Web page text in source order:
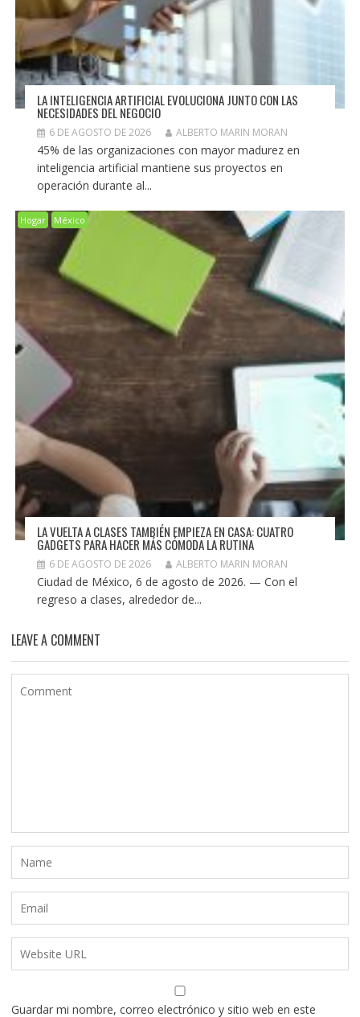
LA INTELIGENCIA ARTIFICIAL EVOLUCIONA JUNTO CON LAS
NECESIDADES DEL NEGOCIO
6 DE AGOSTO DE 2026 ALBERTO MARIN MORAN
45% de las organizaciones con mayor madurez en
inteligencia artificial mantiene sus proyectos en
operación durante al...
Hogar México
LA VUELTA A CLASES TAMBIÉN EMPIEZA EN CASA: CUATRO
GADGETS PARA HACER MÁS CÓMODA LA RUTINA
6 DE AGOSTO DE 2026 ALBERTO MARIN MORAN
Ciudad de México, 6 de agosto de 2026. — Con el
regreso a clases, alrededor de...
LEAVE A COMMENT
Guardar mi nombre, correo electrónico y sitio web en este